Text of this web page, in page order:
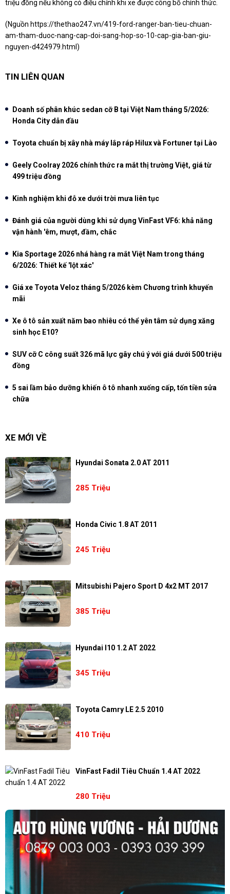
triệu đồng nếu không có điều chỉnh khi xe được công bố chính thức.
(Nguồn https://thethao247.vn/419-ford-ranger-ban-tieu-chuan-
am-tham-duoc-nang-cap-doi-sang-hop-so-10-cap-gia-ban-giu-
nguyen-d424979.html )
TIN LIÊN QUAN
Doanh số phân khúc sedan cỡ B tại Việt Nam tháng 5/2026:
Honda City dẫn đầu
Toyota chuẩn bị xây nhà máy lắp ráp Hilux và Fortuner tại Lào
Geely Coolray 2026 chính thức ra mắt thị trường Việt, giá từ
499 triệu đồng
Kinh nghiệm khi đỗ xe dưới trời mưa liên tục
Đánh giá của người dùng khi sử dụng VinFast VF6: khả năng
vận hành 'êm, mượt, đầm, chắc
Kia Sportage 2026 nhá hàng ra mắt Việt Nam trong tháng
6/2026: Thiết kế 'lột xác'
Giá xe Toyota Veloz tháng 5/2026 kèm Chương trình khuyến
mãi
Xe ô tô sản xuất năm bao nhiêu có thể yên tâm sử dụng xăng
sinh học E10?
SUV cỡ C công suất 326 mã lực gây chú ý với giá dưới 500 triệu
đồng
5 sai lầm bảo dưỡng khiến ô tô nhanh xuống cấp, tốn tiền sửa
chữa
XE MỚI VỀ
Hyundai Sonata 2.0 AT 2011
285 Triệu
Honda Civic 1.8 AT 2011
245 Triệu
Mitsubishi Pajero Sport D 4x2 MT 2017
385 Triệu
Hyundai I10 1.2 AT 2022
345 Triệu
Toyota Camry LE 2.5 2010
410 Triệu
VinFast Fadil Tiêu Chuẩn 1.4 AT 2022
280 Triệu